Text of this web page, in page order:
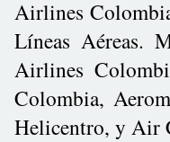
Airlines
Líneas Aéreas.
Airlines
Colombia,
Helicentro, y Air